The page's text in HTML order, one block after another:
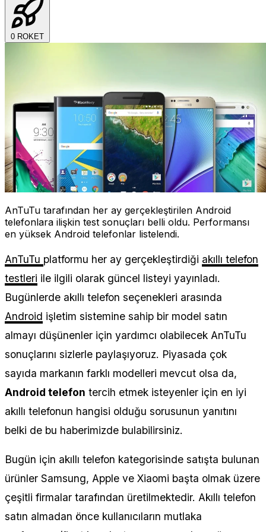
0 ROKET
AnTuTu tarafından her ay gerçekleştirilen Android
telefonlara ilişkin test sonuçları belli oldu. Performansı
en yüksek Android telefonlar listelendi.
AnTuTu platformu her ay gerçekleştirdiği akıllı telefon
testleri ile ilgili olarak güncel listeyi yayınladı.
Bugünlerde akıllı telefon seçenekleri arasında
Android işletim sistemine sahip bir model satın
almayı düşünenler için yardımcı olabilecek AnTuTu
sonuçlarını sizlerle paylaşıyoruz. Piyasada çok
sayıda markanın farklı modelleri mevcut olsa da,
Android telefon tercih etmek isteyenler için en iyi
akıllı telefonun hangisi olduğu sorusunun yanıtını
belki de bu haberimizde bulabilirsiniz.
Bugün için akıllı telefon kategorisinde satışta bulunan
ürünler Samsung, Apple ve Xiaomi başta olmak üzere
çeşitli firmalar tarafından üretilmektedir. Akıllı telefon
satın almadan önce kullanıcıların mutlaka